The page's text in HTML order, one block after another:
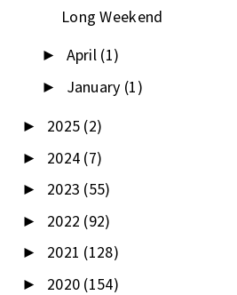
Long Weekend
► April (1)
► January (1)
► 2025 (2)
► 2024 (7)
► 2023 (55)
► 2022 (92)
► 2021 (128)
► 2020 (154)